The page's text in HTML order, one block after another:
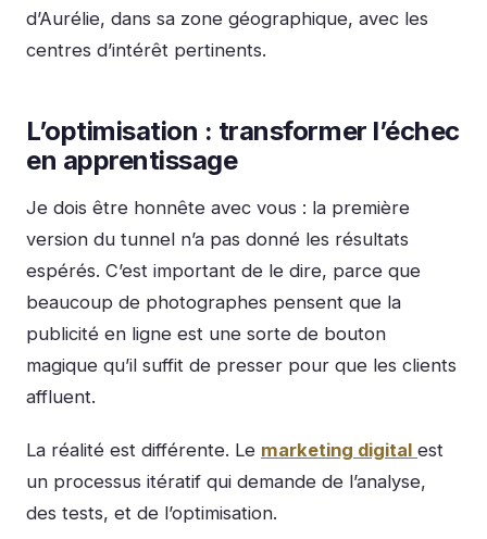
d’Aurélie, dans sa zone géographique, avec les
centres d’intérêt pertinents.
L’optimisation : transformer l’échec
en apprentissage
Je dois être honnête avec vous : la première
version du tunnel n’a pas donné les résultats
espérés. C’est important de le dire, parce que
beaucoup de photographes pensent que la
publicité en ligne est une sorte de bouton
magique qu’il suffit de presser pour que les clients
affluent.
La réalité est différente. Le marketing digital est
un processus itératif qui demande de l’analyse,
des tests, et de l’optimisation.